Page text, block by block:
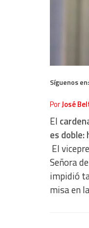
Síguenos en:
PorJosé
El
es doble:
El
Señora
impidió
misa en